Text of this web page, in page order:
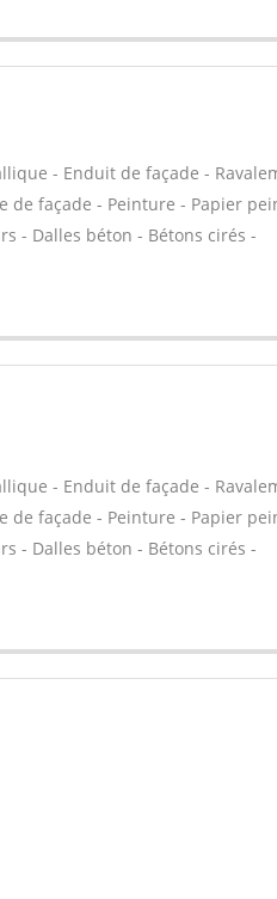
- Enduit de façade -
façade - Peinture - Papier
- Dalles béton - Bétons cirés -
- Enduit de façade -
façade - Peinture - Papier
- Dalles béton - Bétons cirés -